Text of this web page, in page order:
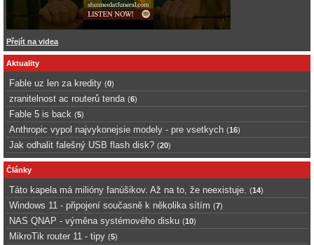
Přejít na videa
Aktuality
Fable uz len za kredity (0)
zranitelnost ac routerů tenda (6)
Fable 5 is back (5)
Anthropic vypol najvykonejsie modely - pre vsetkych (16)
Jak odhalit falešný USB flash disk? (20)
Články
Táto kapela má milióny fanúšikov. Až na to, že neexistuje. (14)
Windows 11 - připojení současně k několika sítím (7)
NAS QNAP - výměna systémového disku (10)
MikroTik router 11 - tipy (5)